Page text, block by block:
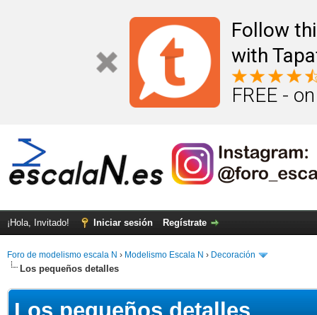
Follow
with
FREE -
¡Hola, Invitado! Iniciar sesión Regístrate
Foro de modelismo escala N › Modelismo Escala N › Decoración
Los pequeños detalles